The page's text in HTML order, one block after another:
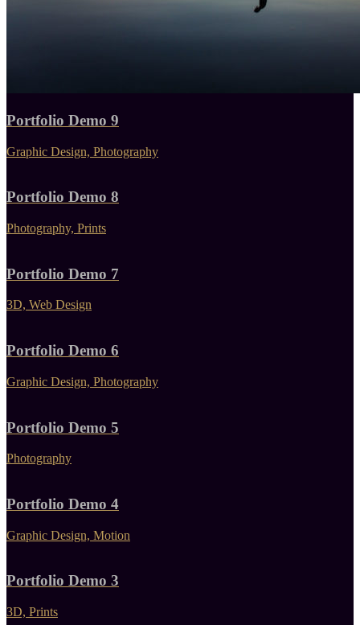
Portfolio Demo 9
Graphic Design, Photography
Portfolio Demo 8
Photography, Prints
Portfolio Demo 7
3D, Web Design
Portfolio Demo 6
Graphic Design, Photography
Portfolio Demo 5
Photography
Portfolio Demo 4
Graphic Design, Motion
Portfolio Demo 3
3D, Prints